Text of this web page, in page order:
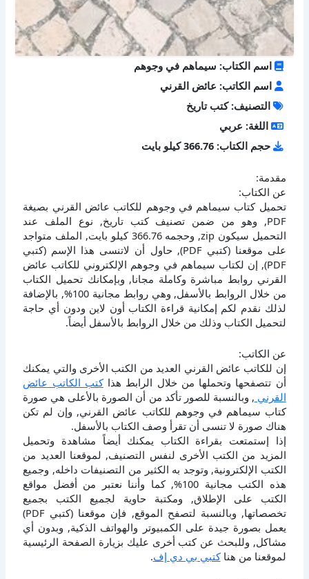
اسم الكتاب: سيماهم في وجوهم
اسم الكاتب: عائض القرني
التصنيف: كتب تاريخ
اللغة: عربي
حجم الكتاب: 366.76 كيلو بايت
مقدمة:
عن الكتاب:
تحميل كتاب سيماهم في وجوهم للكاتب عائض القرني بصيغة
PDF, وهو من ضمن تصنيف كتب تاريخ, نوع الملف عند
التحميل سيكون zip, وحجمه 366.76 كيلو بايت, الملف متواجد
على موقعنا (كتبي PDF), حاول أن لاتنسى هذا الإسم (كتبي
PDF), إن لكتاب سيماهم في وجوهم الإلكتروني للكاتب عائض
القرني روابط مباشرة وكاملة مجانا, وبإمكانك تحميل الكتاب
من خلال الروابط بالأسفل, وهي روابط مجانية 100%, بالإضافة
لذلك نقدم لكم إمكانية قراءة الكتاب أون لاين ودون أي حاجة
لتحميل الكتاب وذلك من خلال الروابط بالأسفل أيضاً.
عن الكاتب:
إن للكاتب عائض القرني العديد من الكتب الأخرى والتي يمكنك
أن تتصفحها وتحملها من خلال الرابط هذاكتب الكاتب عائض
القرني , وبالنسبة للصور تأكد من أن الصورة بالأعلى هي صورة
كتاب سيماهم في وجوهم للكاتب عائض القرني, وإن لم تكن
هناك صورة لا تنسى أن تقرأ وصف الكتاب بالأسفل.
إذا إستمتعت بقراءة الكتاب يمكنك أيضاً مشاهدة وتحميل
المزيد من الكتب الأخرى لنفس التصنيف, لموقعنا العديد من
الكتب الإلكترونية, وتوجد به الكثير من التصنيفات داخله, وجميع
هذه الكتب مجانية 100%, كما وأننا نعتبر من أفضل مواقع
الكتب على الإطلاق, ومكتبة حاوية لجميع الكتب بجميع
تخصصاتها, وبالنسبة لتصفح الموقع, فإن موقعنا (كتبي PDF)
يعمل بصورة جيدة على الكمبيوتر والهواتف الذكية, وبدون أي
مشاكل, وللبحث عن كتب أخرى عليك بزيارة الصفحة الرئيسية
لموقعنا من هناكتبي بي دي إف.